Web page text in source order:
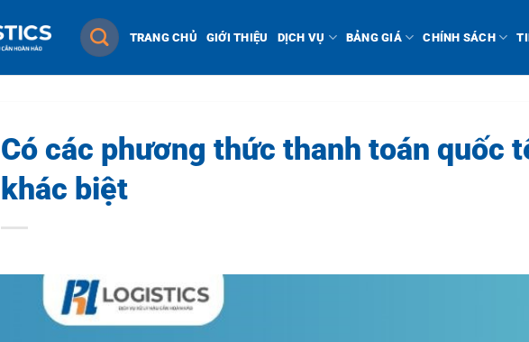
TRANG CHỦ GIỚI THIỆU DỊCH VỤ BẢNG GIÁ CHÍNH SÁCH
Có các phương thức thanh toán quốc
khác biệt